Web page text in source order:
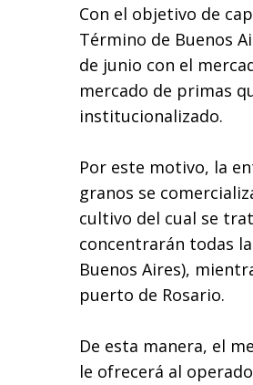
Con el objetivo de
Término de Buenos
de junio con el
mercado de primas
institucionalizado.
Por este motivo, la
granos se
cultivo del cual se
concentrarán todas
Buenos Aires),
puerto de Rosario.
De esta manera, el
le ofrecerá al